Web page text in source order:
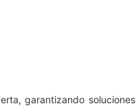
garantizando